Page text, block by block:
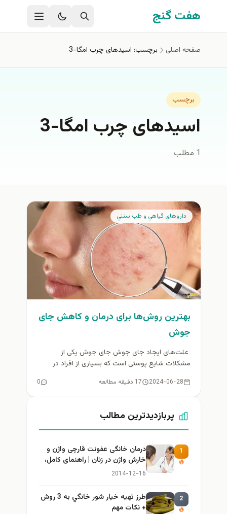
رفتن به محتوای اصلی
هفت گنج
صفحه اصلی برچسب: اسیدهای چرب امگا-3
برچسب
اسیدهای چرب امگا-3
1 مطلب
داروهاي گياهي و طب سنتي
بهترین روش‌ها برای درمان و کاهش جای
جوش
علت‌های ایجاد جای جوش جای جوش یکی از
مشکلات شایع پوستی است که بسیاری از افراد در
2024-06-28 17 دقیقه مطالعه 0
پربازدیدترین مطالب
1
درمان خانگی عفونت قارچی واژن و
خارش واژن در زنان | راهنمای کامل،
ایمن و کاربردی
2014-12-16
2
طرز تهيه خیار شور خانگي به 3 روش
+ نكات مهم